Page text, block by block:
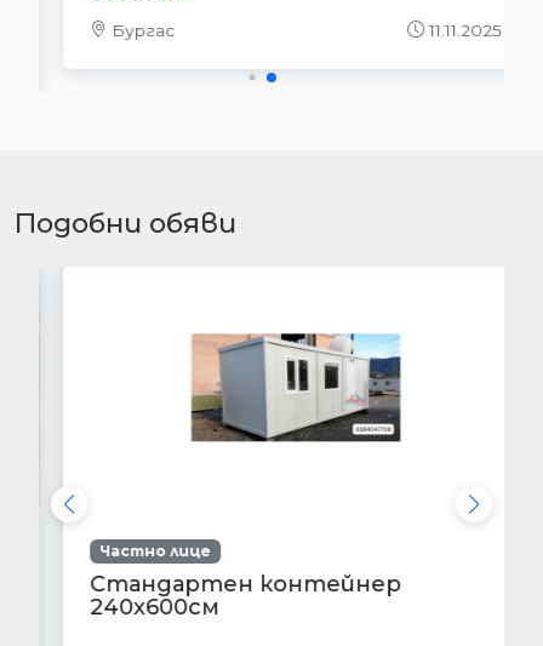
Бургас 11.11.2025
Подобни обяви
Частно лице
Стандартен контейнер
240х600см